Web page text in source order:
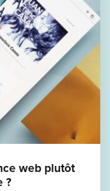
web plutôt
?